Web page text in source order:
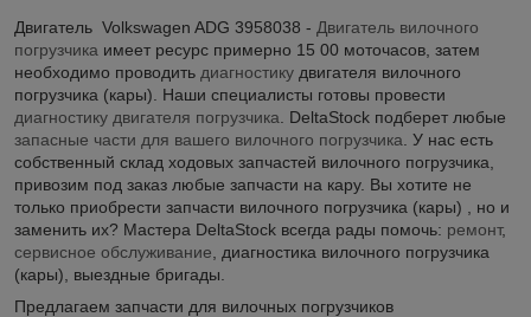
Двигатель Volkswagen ADG 3958038 - Двигатель вилочного
погрузчика имеет ресурс примерно 15 00 моточасов, затем
необходимо проводить диагностику двигателя вилочного
погрузчика (кары). Наши специалисты готовы провести
диагностику двигателя погрузчика . DeltaStock подберет любые
запасные части для вашего вилочного погрузчика . У нас есть
собственный склад ходовых запчастей вилочного погрузчика,
привозим под заказ любые запчасти на кару. Вы хотите не
только приобрести запчасти вилочного погрузчика (кары) , но и
заменить их? Мастера DeltaStock всегда рады помочь: ремонт,
сервисное обслуживание , диагностика вилочного погрузчика
(кары), выездные бригады.
Предлагаем запчасти для вилочных погрузчиков